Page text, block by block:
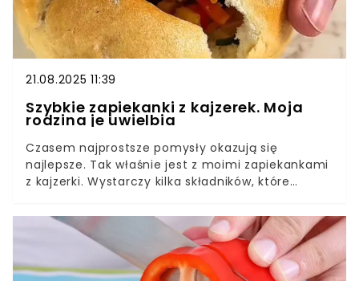
21.08.2025 11:39
Szybkie zapiekanki z kajzerek. Moja
rodzina je uwielbia
Czasem najprostsze pomysły okazują się
najlepsze. Tak właśnie jest z moimi zapiekankami
z kajzerki. Wystarczy kilka składników, które
kolorowa papryka i szczypiorek – a efekt to
chrupiąca, aromatyczna przekąska, którą cała
rodzina zajada się ze smakiem.